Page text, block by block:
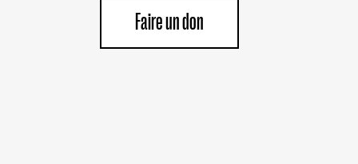
Faire un don